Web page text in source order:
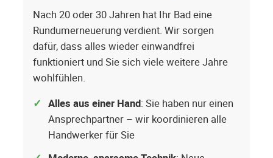
Nach 20 oder 30 Jahren hat Ihr Bad eine
Rundumerneuerung verdient. Wir sorgen
dafür, dass alles wieder einwandfrei
funktioniert und Sie sich viele weitere Jahre
wohlfühlen.
Alles aus einer Hand: Sie haben nur einen
Ansprechpartner – wir koordinieren alle
Handwerker für Sie